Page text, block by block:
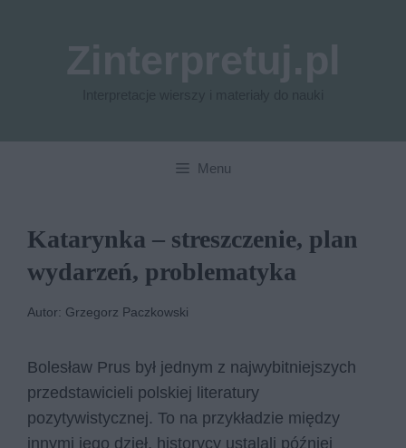
Menu
Katarynka – streszczenie, plan
wydarzeń, problematyka
Autor: Grzegorz Paczkowski
Bolesław Prus był jednym z najwybitniejszych
przedstawicieli polskiej literatury
pozytywistycznej. To na przykładzie między
innymi jego dzieł, historycy ustalali później